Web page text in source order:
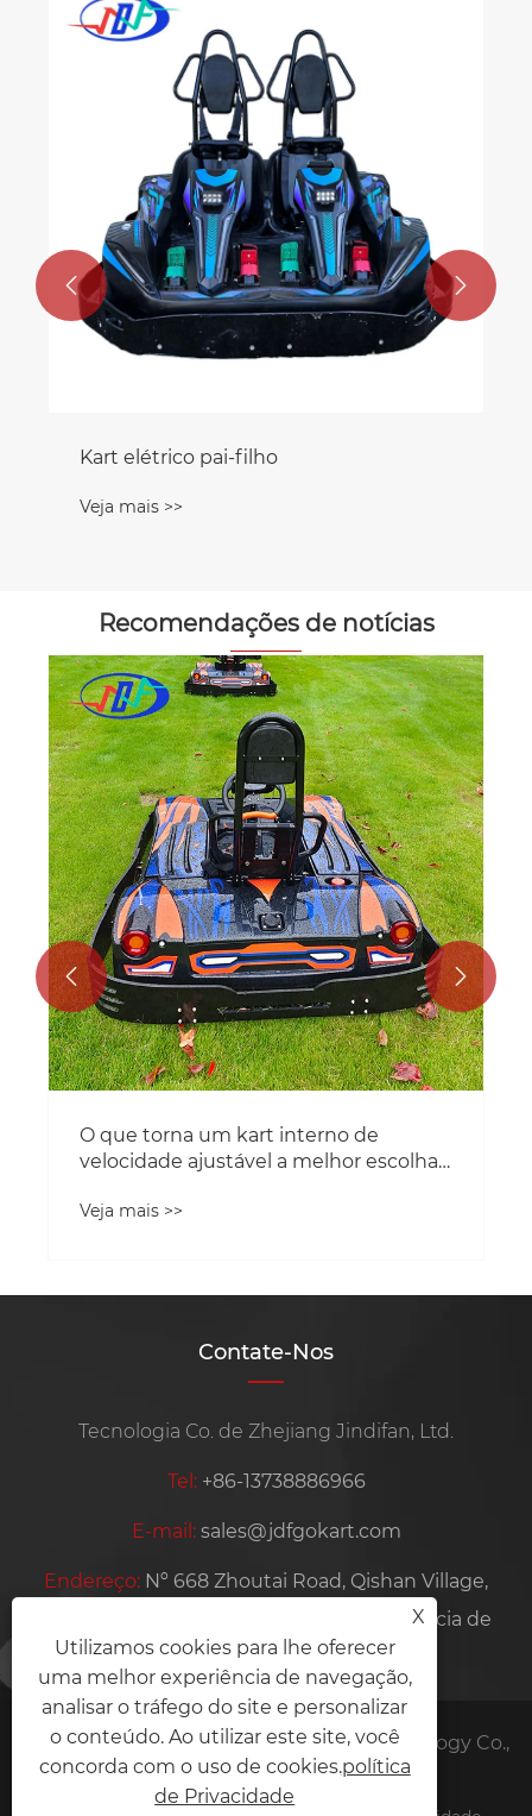
Kart elétrico pai-filho
Veja mais >>
 
Recomendações de notícias
O que torna um kart interno de
velocidade ajustável a melhor escolha
Veja mais >>
 
Contate-Nos
Tecnologia Co. de Zhejiang Jindifan, Ltd.
Tel: +86-13738886966
E-mail: sales@jdfgokart.com
Endereço: Nº 668 Zhoutai Road, Qishan Village,
Yangming Street, cidade de Yuyao, província de
Zhejiang, China
Copyright © 2025 Zhejiang Jindifan Technology Co.,
Ltd. Todos os direitos reservados.
X
Utilizamos cookies para lhe oferecer
uma melhor experiência de navegação,
analisar o tráfego do site e personalizar
o conteúdo. Ao utilizar este site, você
concorda com o uso de cookies.política
de Privacidade